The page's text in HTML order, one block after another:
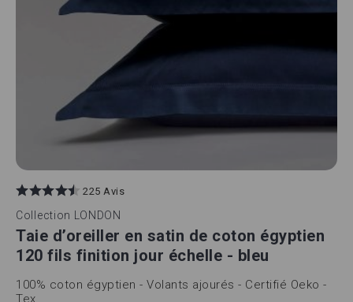
225 Avis
Collection LONDON
Taie d’oreiller en satin de coton égyptien
120 fils finition jour échelle - bleu
100% coton égyptien - Volants ajourés - Certifié Oeko -
Tex